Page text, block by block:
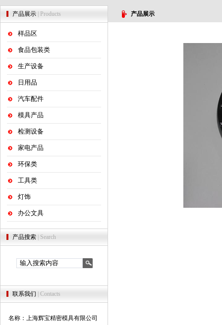
产品展示 | Products
样品区
食品包装类
生产设备
日用品
汽车配件
模具产品
检测设备
家电产品
环保类
工具类
灯饰
办公文具
产品搜索 | Search
联系我们 | Contacts
名称：上海辉宝精密模具有限公司
产品展示